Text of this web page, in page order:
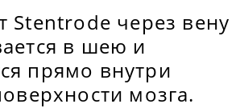
Stentrode через вену
в шею и
прямо внутри
мозга.